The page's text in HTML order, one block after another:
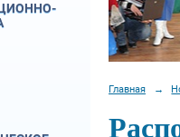
Главная →